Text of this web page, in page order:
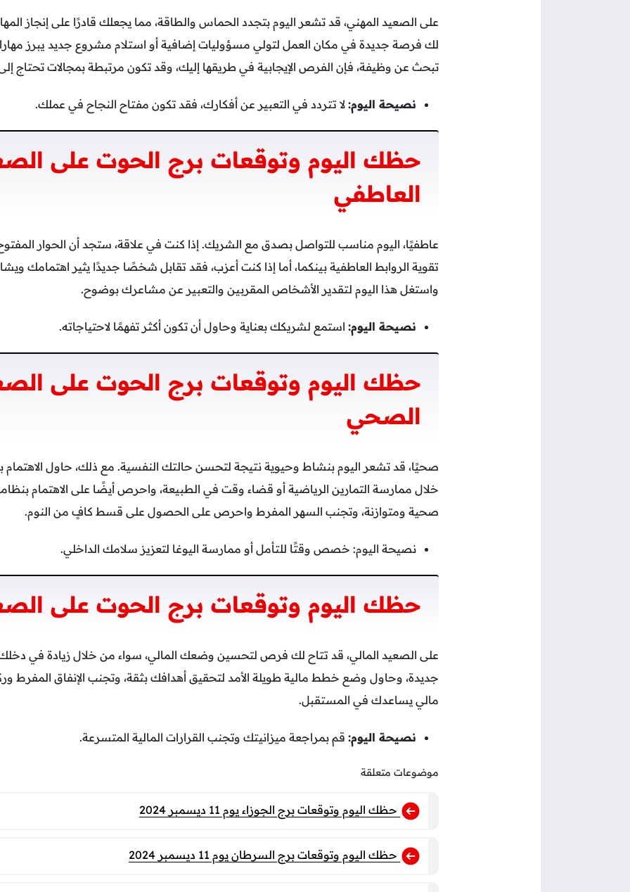
على الصعيد المهني، قد تشعر اليوم بتجدد الحماس والطاقة، مما يجعلك قادرًا على إنجاز
لك فرصة جديدة في مكان العمل لتولي مسؤوليات إضافية أو استلام مشروع جديد يبرز
تبحث عن وظيفة، فإن الفرص الإيجابية في طريقها إليك، وقد تكون مرتبطة بمجالات تحتاج إلى
نصيحة اليوم: لا تتردد في التعبير عن أفكارك، فقد تكون مفتاح النجاح في عملك.
حظك اليوم وتوقعات برج الحوت على
العاطفي
عاطفيًا، اليوم مناسب للتواصل بصدق مع الشريك. إذا كنت في علاقة، ستجد أن الحوار
تقوية الروابط العاطفية بينكما، أما إذا كنت أعزب، فقد تقابل شخصًا جديدًا يثير اهتمامك
واستغل هذا اليوم لتقدير الأشخاص المقربين والتعبير عن مشاعرك بوضوح.
نصيحة اليوم: استمع لشريكك بعناية وحاول أن تكون أكثر تفهمًا لاحتياجاته.
حظك اليوم وتوقعات برج الحوت على
الصحي
صحيًا، قد تشعر اليوم بنشاط وحيوية نتيجة لتحسن حالتك النفسية. مع ذلك، حاول
خلال ممارسة التمارين الرياضية أو قضاء وقت في الطبيعة، واحرص أيضًا على الاهتمام
صحية ومتوازنة، وتجنب السهر المفرط واحرص على الحصول على قسط كافٍ من النوم.
نصيحة اليوم: خصص وقتًا للتأمل أو ممارسة اليوغا لتعزيز سلامك الداخلي.
حظك اليوم وتوقعات برج الحوت على
على الصعيد المالي، قد تتاح لك فرص لتحسين وضعك المالي، سواء من خلال زيادة في دخلك
جديدة، وحاول وضع خطط مالية طويلة الأمد لتحقيق أهدافك بثقة، وتجنب الإنفاق المفرط
مالي يساعدك في المستقبل.
نصيحة اليوم: قم بمراجعة ميزانيتك وتجنب القرارات المالية المتسرعة.
موضوعات متعلقة
حظك اليوم وتوقعات برج الجوزاء يوم 11 ديسمبر 2024
حظك اليوم وتوقعات برج السرطان يوم 11 ديسمبر 2024